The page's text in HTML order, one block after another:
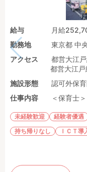
給与
月給
勤務地
東京都 中
アクセス
都営大江
都営大江
施設形態
認可外保
仕事内容
＜保育士
未経験歓迎 経験者優遇
持ち帰りなし
ＩＣＴ導